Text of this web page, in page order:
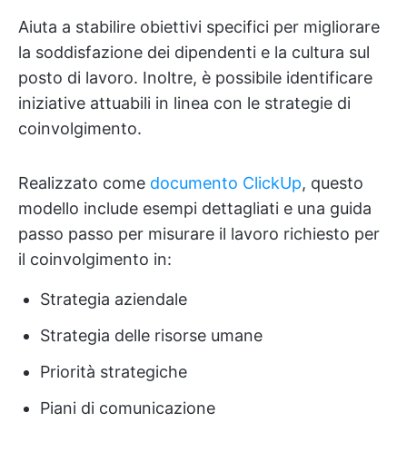
Aiuta a stabilire obiettivi specifici per migliorare
la soddisfazione dei dipendenti e la cultura sul
posto di lavoro. Inoltre, è possibile identificare
iniziative attuabili in linea con le strategie di
coinvolgimento.
Realizzato come documento ClickUp, questo
modello include esempi dettagliati e una guida
passo passo per misurare il lavoro richiesto per
il coinvolgimento in:
Strategia aziendale
Strategia delle risorse umane
Priorità strategiche
Piani di comunicazione